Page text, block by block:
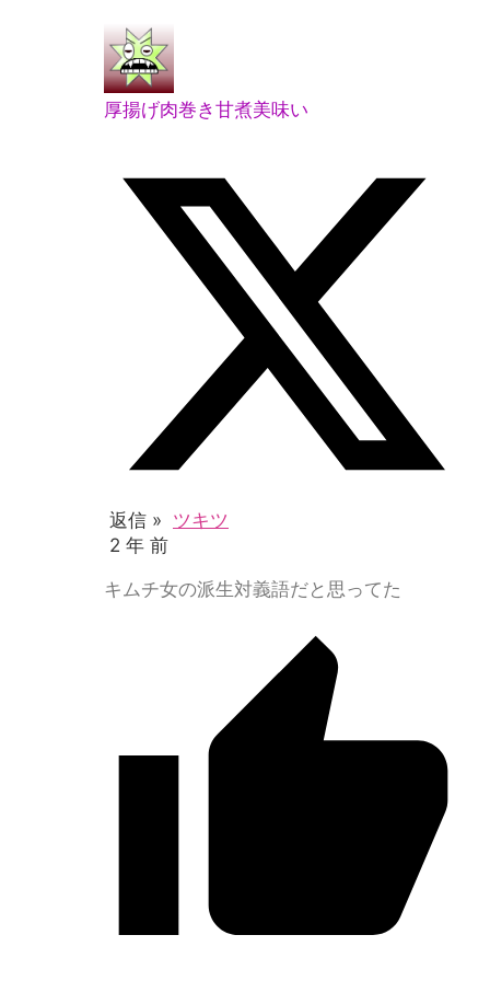
厚揚げ肉巻き甘煮美味い
返信 » ツキツ
2 年 前
キムチ女の派生対義語だと思ってた